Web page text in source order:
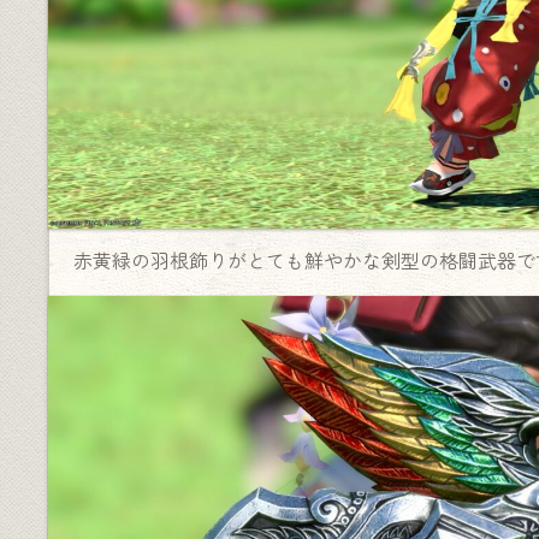
赤黄緑の羽根飾りがとても鮮やかな剣型の格闘武器